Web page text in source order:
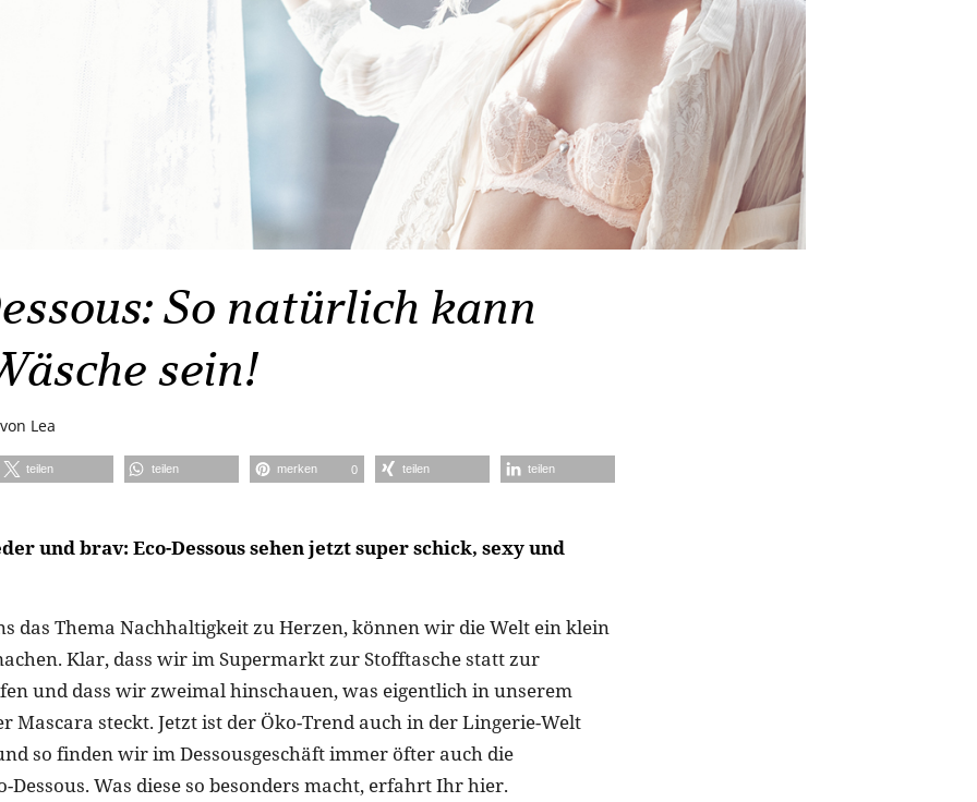
So natürlich kann
sein!
von Lea
teilen teilen merken 0 teilen teilen
und brav: Eco-Dessous sehen jetzt super schick, sexy und
das Thema Nachhaltigkeit zu Herzen, können wir die Welt ein klein
Klar, dass wir im Supermarkt zur Stofftasche statt zur
und dass wir zweimal hinschauen, was eigentlich in unserem
Mascara steckt. Jetzt ist der Öko-Trend auch in der Lingerie-Welt
so finden wir im Dessousgeschäft immer öfter auch die
Dessous. Was diese so besonders macht, erfahrt Ihr hier.